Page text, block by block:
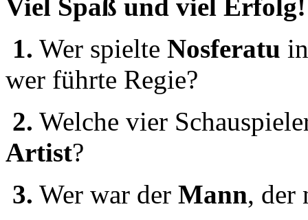
Viel Spaß und viel Erfolg!
1. Wer spielte Nosferatu
wer führte Regie?
2. Welche vier
Artist?
3. Wer war der Mann, der